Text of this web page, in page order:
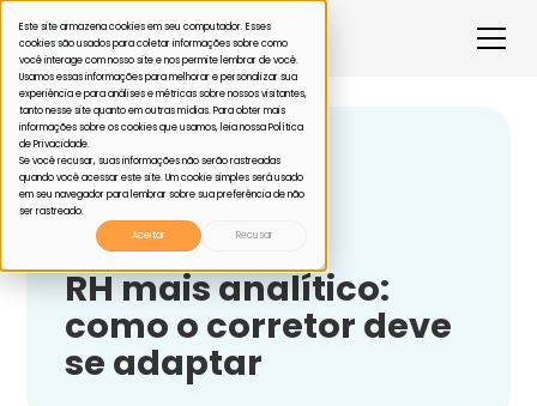
Este site armazena cookies em seu computador. Esses
cookies são usados para coletar informações sobre como
você interage com nosso site e nos permite lembrar de você.
Usamos essas informações para melhorar e personalizar sua
experiência e para análises e métricas sobre nossos visitantes,
tanto nesse site quanto em outras mídias. Para obter mais
informações sobre os cookies que usamos, leia nossa Política
de Privacidade.
Se você recusar, suas informações não serão rastreadas
quando você acessar este site. Um cookie simples será usado
em seu navegador para lembrar sobre sua preferência de não
ser rastreado.
Aceitar
Recusar
Voltar
Saúde corporativa
RH mais analítico:
como o corretor deve
se adaptar